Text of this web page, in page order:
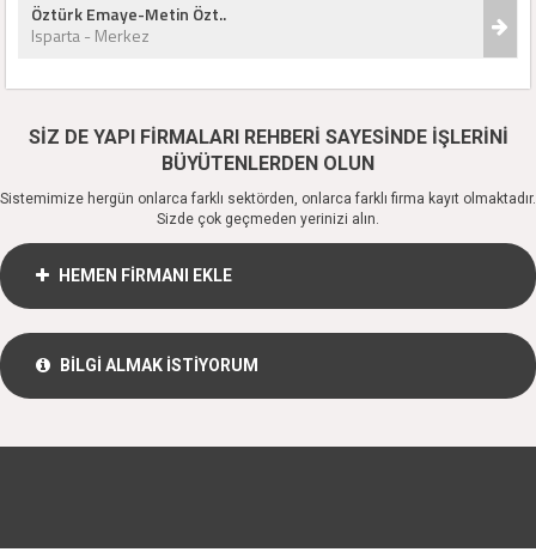
Öztürk Emaye-Metin Özt..
Isparta - Merkez
SİZ DE YAPI FİRMALARI REHBERİ SAYESİNDE İŞLERİNİ
BÜYÜTENLERDEN OLUN
Sistemimize hergün onlarca farklı sektörden, onlarca farklı firma kayıt olmaktadır.
Sizde çok geçmeden yerinizi alın.
HEMEN FİRMANI EKLE
BİLGİ ALMAK İSTİYORUM